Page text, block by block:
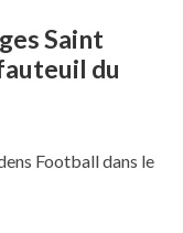
Saint
du
Football dans le